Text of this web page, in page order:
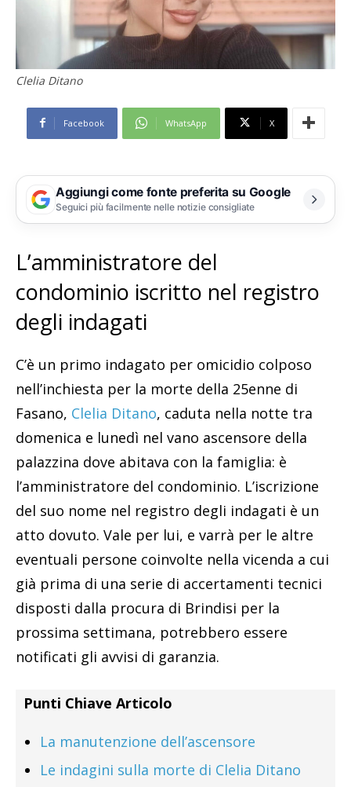
Clelia Ditano
Facebook WhatsApp X
Aggiungi come fonte preferita su Google
Seguici più facilmente nelle notizie consigliate
L’amministratore del
condominio iscritto nel registro
degli indagati
C’è un primo indagato per omicidio colposo
nell’inchiesta per la morte della 25enne di
Fasano, Clelia Ditano, caduta nella notte tra
domenica e lunedì nel vano ascensore della
palazzina dove abitava con la famiglia: è
l’amministratore del condominio. L’iscrizione
del suo nome nel registro degli indagati è un
atto dovuto. Vale per lui, e varrà per le altre
eventuali persone coinvolte nella vicenda a cui
già prima di una serie di accertamenti tecnici
disposti dalla procura di Brindisi per la
prossima settimana, potrebbero essere
notificati gli avvisi di garanzia.
Punti Chiave Articolo
La manutenzione dell’ascensore
Le indagini sulla morte di Clelia Ditano